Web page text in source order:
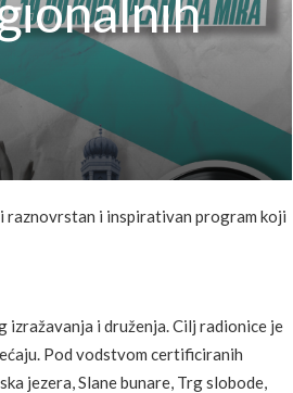
raznovrstan i inspirativan program koji
i druženja. Cilj radionice je
Pod vodstvom certificiranih
jezera, Slane bunare, Trg slobode,